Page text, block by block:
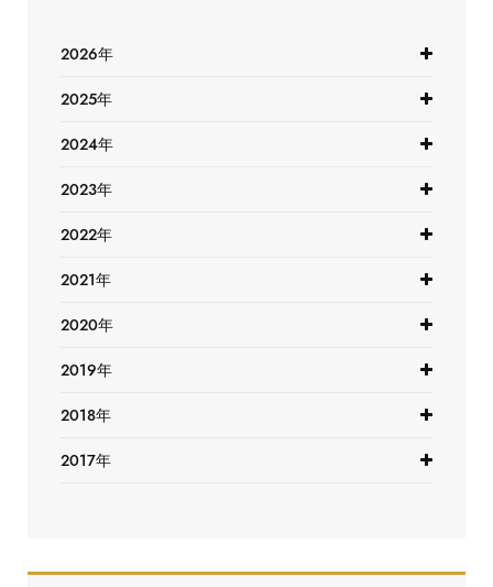
2026年
2025年
2024年
2023年
2022年
2021年
2020年
2019年
2018年
2017年